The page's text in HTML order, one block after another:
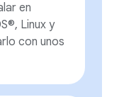
en
Linux y
con unos